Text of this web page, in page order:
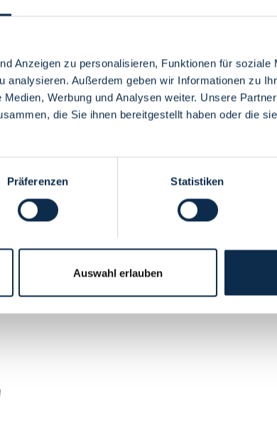
Anzeigen zu personalisieren, Funktionen für soziale
analysieren. Außerdem geben wir Informationen zu
Werbung und Analysen weiter. Unsere
die Sie ihnen bereitgestellt haben oder die
Präferenzen Statistiken
Auswahl erlauben
Menü